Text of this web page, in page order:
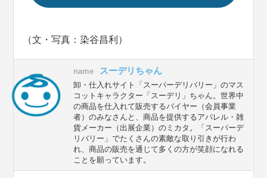
（文・写真：染谷昌利）
name スーデリちゃん
卸・仕入れサイト「スーパーデリバリー」のマス
コットキャラクター「スーデリ」ちゃん。世界中
の商品を仕入れて販売するバイヤー（会員事業
者）のみなさんと、商品を提供するアパレル・雑
貨メーカー（出展企業）のミカタ。「スーパーデ
リバリー」でたくさんの素敵な取り引きが行わ
れ、商品の販売を通じて多くの方が笑顔になれる
ことを願っています。